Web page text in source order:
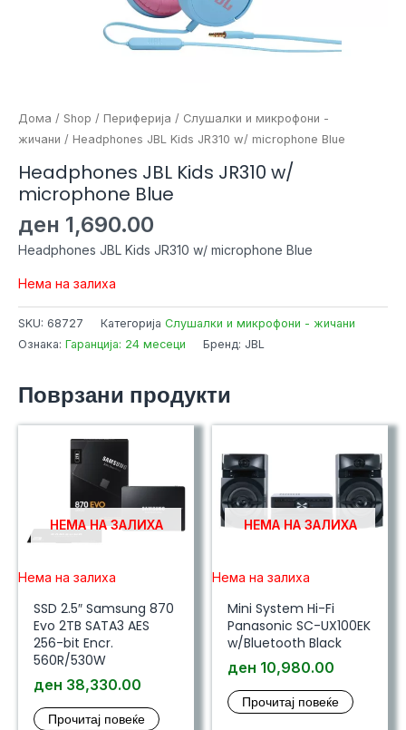
Дома / Shop / Периферија / Слушалки и микрофони -
жичани / Headphones JBL Kids JR310 w/ microphone Blue
Headphones JBL Kids JR310 w/
microphone Blue
ден 1,690.00
Headphones JBL Kids JR310 w/ microphone Blue
Нема на залиха
SKU: 68727 Категорија Слушалки и микрофони - жичани
Ознака: Гаранција: 24 месеци Бренд: JBL
Поврзани продукти
НЕМА НА ЗАЛИХА
Нема на залиха
SSD 2.5″ Samsung 870
Evo 2TB SATA3 AES
256-bit Encr.
560R/530W
ден 38,330.00
Прочитај повеќе
НЕМА НА ЗАЛИХА
Нема на залиха
Mini System Hi-Fi
Panasonic SC-UX100EK
w/Bluetooth Black
ден 10,980.00
Прочитај повеќе